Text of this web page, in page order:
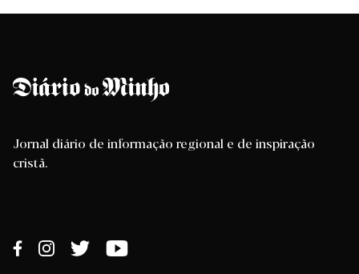
Jornal diário de informação regional e de inspiração
cristã.